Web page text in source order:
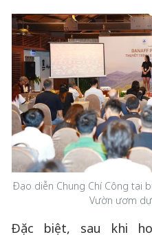
Đạo diễn Chung Chí Công tại
Vườn ươm dự
Đặc biệt, sau khi